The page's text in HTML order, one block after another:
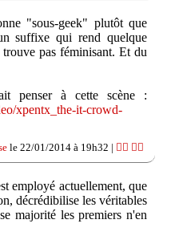
"sous-geek" plutôt que
suffixe qui rend quelque
pas féminisant. Et du
penser à cette scène :
xpentx_the-it-crowd-
le 22/01/2014 à 19h32 | 👍🏽 👎🏽
employé actuellement, que
décrédibilise les véritables
majorité les premiers n'en